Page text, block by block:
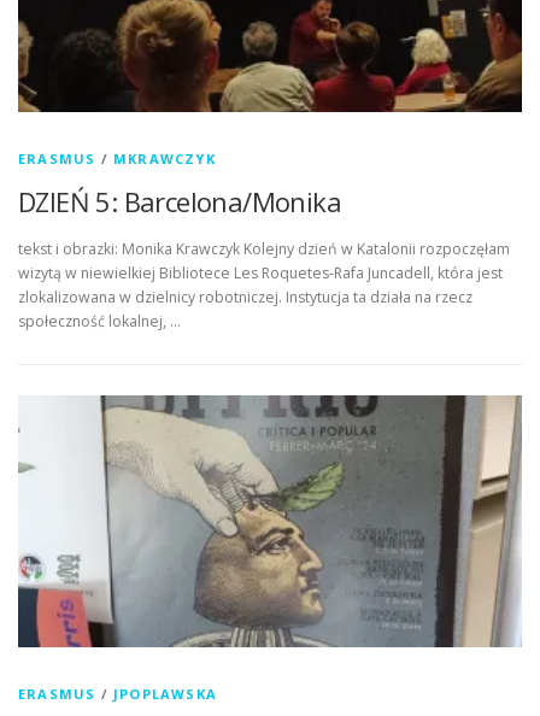
ERASMUS / MKRAWCZYK
DZIEŃ 5: Barcelona/Monika
tekst i obrazki: Monika Krawczyk Kolejny dzień w Katalonii rozpoczęłam
wizytą w niewielkiej Bibliotece Les Roquetes-Rafa Juncadell, która jest
zlokalizowana w dzielnicy robotniczej. Instytucja ta działa na rzecz
społeczność lokalnej, …
ERASMUS / JPOPLAWSKA